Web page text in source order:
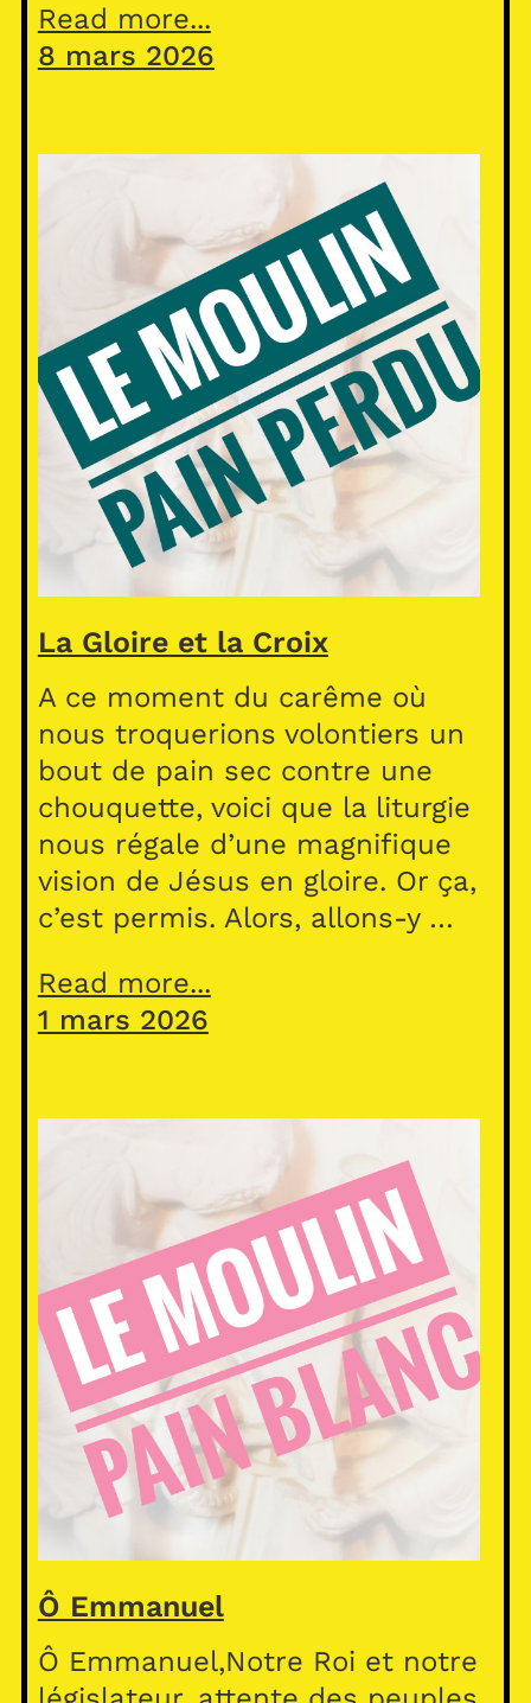
Read more...
8 mars 2026
La Gloire et la Croix
A ce moment du carême où
nous troquerions volontiers un
bout de pain sec contre une
chouquette, voici que la liturgie
nous régale d’une magnifique
vision de Jésus en gloire. Or ça,
c’est permis. Alors, allons-y …
Read more...
1 mars 2026
Ô Emmanuel
Ô Emmanuel,Notre Roi et notre